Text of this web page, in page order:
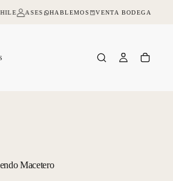
ASESORIA ONLINE Y PRESENCIAL
HABLEMOS VENTA BODEGA
Macetero